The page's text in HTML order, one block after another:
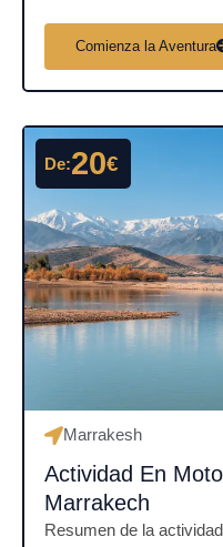
Comienza la Aventura
De:20€
Marrakesh
Actividad En
Marrakech
Resumen de la